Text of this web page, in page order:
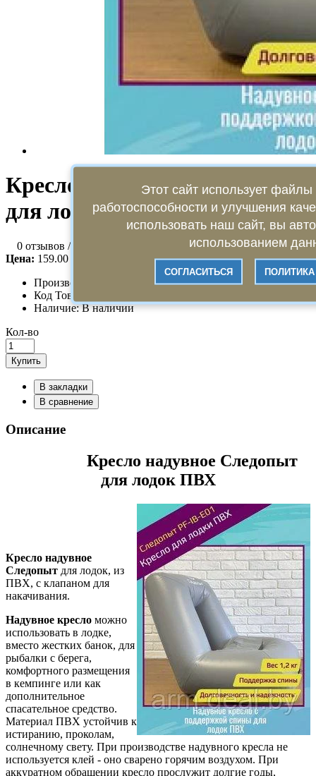
Кресло надувное Следопыт
для лодок ПВХ
0 отзывов /
Цена: 159.00 руб.
Производитель:
Следопыт
Код Товара:
Наличие:В наличии
Кол-во
Купить
В закладки
В сравнение
Описание
Кресло надувное Следопыт
для лодок ПВХ
Кресло надувное
Следопыт для лодок, из
ПВХ, с клапаном для
накачивания.
Надувное кресло можно
использовать в лодке,
вместо жестких банок, для
рыбалки с берега,
комфортного размещения
в кемпинге или как
дополнительное
спасательное средство.
Материал ПВХ устойчив к
истиранию, проколам,
солнечному свету. При производстве надувного кресла не
используется клей - оно сварено горячим воздухом. При
аккуратном обращении кресло прослужит долгие годы,
Этот сайт использует
работоспособности и улучшения
использовать наш сайт, вы
использованием
СОГЛАСИТЬСЯ